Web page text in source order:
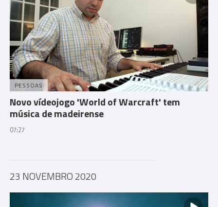
PESSOAS
Novo vídeojogo 'World of Warcraft' tem
música de madeirense
07:27
23 NOVEMBRO 2020